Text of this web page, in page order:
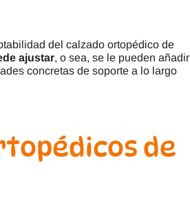
del calzado ortopédico de
ajustar, o sea, se le pueden añadir
concretas de soporte a lo largo
de